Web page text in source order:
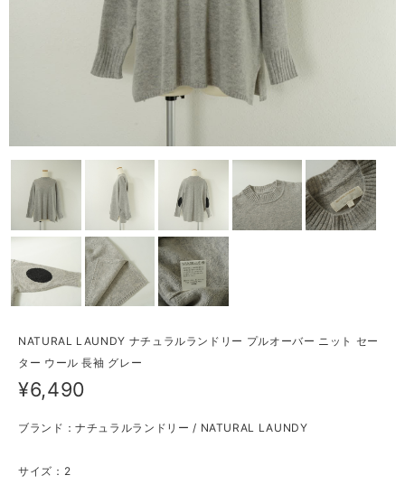
NATURAL LAUNDY ナチュラルランドリー プルオーバー ニット セー
ター ウール 長袖 グレー
¥6,490
ブランド：ナチュラルランドリー / NATURAL LAUNDY
サイズ：2